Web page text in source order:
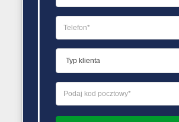
Cena gazu: czynniki
wpływające na
dynamiczne zmiany
27 kwietnia 2024